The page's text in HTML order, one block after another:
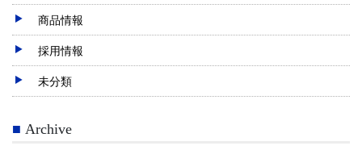
商品情報
採用情報
未分類
Archive